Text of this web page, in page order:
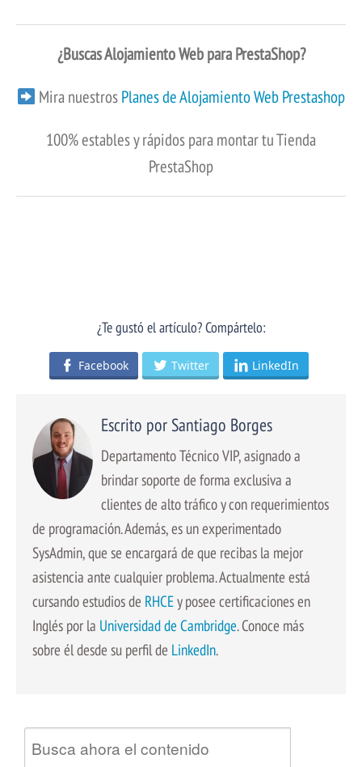
¿Buscas Alojamiento Web para PrestaShop?
Mira nuestrosPlanes de Alojamiento Web Prestashop
100% estables y rápidos para montar tu Tienda
PrestaShop
¿Te gustó el artículo? Compártelo:
Facebook Twitter LinkedIn
Escrito por Santiago Borges
Departamento Técnico VIP, asignado a
brindar soporte de forma exclusiva a
clientes de alto tráfico y con requerimientos
de programación. Además, es un experimentado
SysAdmin, que se encargará de que recibas la mejor
asistencia ante cualquier problema. Actualmente está
cursando estudios de RHCEy posee certificaciones en
Inglés por la Universidad de Cambridge. Conoce más
sobre él desde su perfil de LinkedIn.